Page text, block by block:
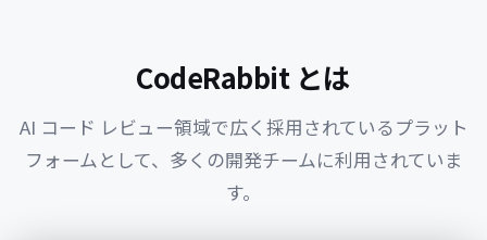
CodeRabbit とは
AI コード レビュー領域で広く採用されているプラット
フォームとして、多くの開発チームに利用されていま
す。